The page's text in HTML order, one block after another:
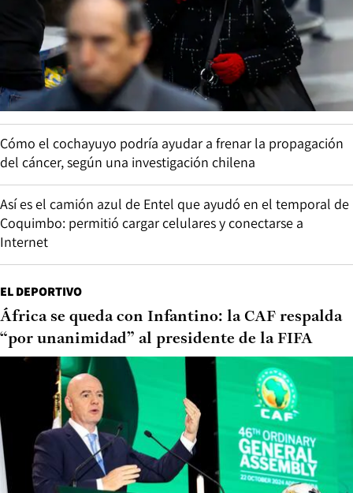
Cómo el cochayuyo podría ayudar a frenar la propagación
del cáncer, según una investigación chilena
Así es el camión azul de Entel que ayudó en el temporal de
Coquimbo: permitió cargar celulares y conectarse a
Internet
EL DEPORTIVO
África se queda con Infantino: la CAF respalda
“por unanimidad” al presidente de la FIFA